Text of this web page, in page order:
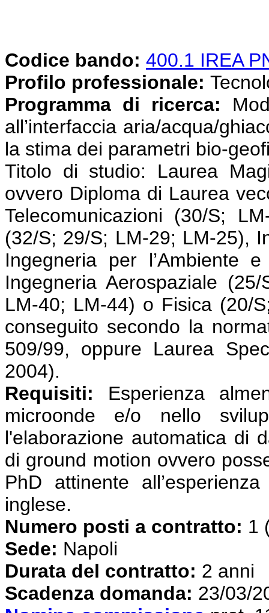
Codice bando: 400.1 IREA
Profilo professionale:
Programma di ricerca:
all’interfaccia aria/acqua/
la stima dei parametri bio-
Titolo di studio: Laurea
ovvero Diploma di Laurea
Telecomunicazioni (30/S;
(32/S; 29/S; LM-29; LM-25),
Ingegneria per l’Ambiente
Ingegneria Aerospaziale
LM-40; LM-44) o Fisica (20/
conseguito secondo la
509/99, oppure Laurea
2004).
Requisiti: Esperienza
microonde e/o nello
l'elaborazione automatica di
di ground motion ovvero
PhD attinente
inglese.
Numero posti a contratto: 1
Sede: Napoli
Durata del contratto: 2 anni
Scadenza domanda: 23/03/